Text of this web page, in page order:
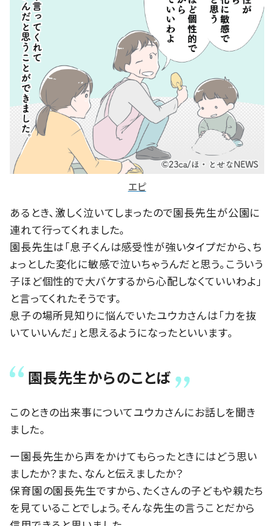
エピ
あるとき、激しく泣いてしまったので園長先生が公園に
連れて行ってくれました。
園長先生は「息子くんは感受性が強いタイプだから、ち
ょっとした変化に敏感で泣いちゃうんだと思う。こういう
子ほど個性的で大バケするから心配しなくていいわよ」
と言ってくれたそうです。
息子の場所見知りに悩んでいたユウカさんは「力を抜
いていいんだ」と思えるようになったといいます。
園長先生からのことば
このときの出来事についてユウカさんにお話しを聞き
ました。
ー園長先生から声をかけてもらったときにはどう思い
ましたか？また、なんと伝えましたか？
保育園の園長先生ですから、たくさんの子どもや親たち
を見ていることでしょう。そんな先生の言うことだから